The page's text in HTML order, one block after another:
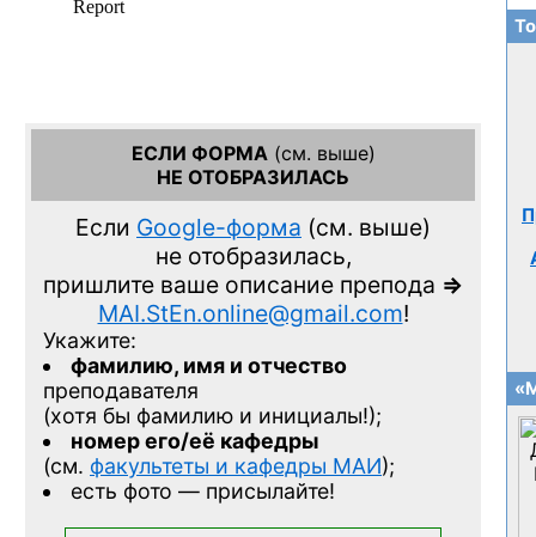
ЕСЛИ ФОРМА(см. выше)
НЕ ОТОБРАЗИЛАСЬ
Если Google-форма (см. выше)
не отобразилась,
пришлите ваше описание препода =>
MAI.StEn.online@gmail.com!
Укажите:
фамилию, имя и отчество
преподавателя
(хотя бы фамилию и инициалы!);
номер его/её кафедры
(см. факультеты и кафедры МАИ);
есть фото — присылайте!